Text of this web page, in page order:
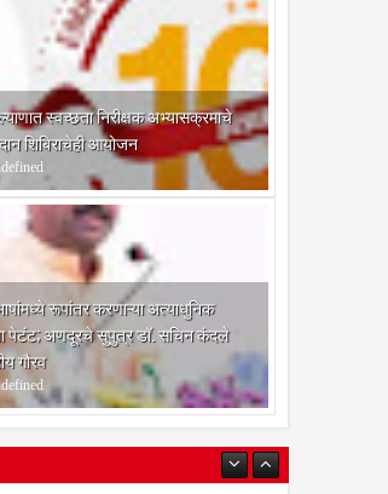
स्वच्छता निरीक्षक अभ्यासक्रमाचे
शिबिराचेही आयोजन
रूपांतर करणाऱ्या अत्याधुनिक
पेटंट; अणदूरचे सुपुत्र डॉ. सचिन कंदले
गौरव